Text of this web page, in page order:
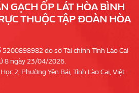
GẠCH ỐP LÁT HÒA BÌNH
THUỘC TẬP ĐOÀN HÒA
do sở Tài chính Tỉnh Lào Cai
8 ngày 23/04/2026.
2, Phường Yên Bái, Tỉnh Lào Cai, Việt